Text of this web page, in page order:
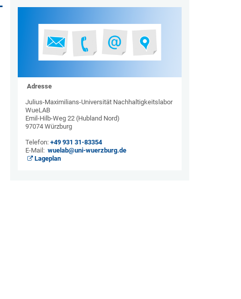
Adresse
Julius-Maximilians-Universität Nachhaltigkeitslabor
WueLAB
Emil-Hilb-Weg 22 (Hubland Nord)
97074 Würzburg
Telefon: +49 931 31-83354
E-Mail: wuelab@uni-wuerzburg.de
Lageplan